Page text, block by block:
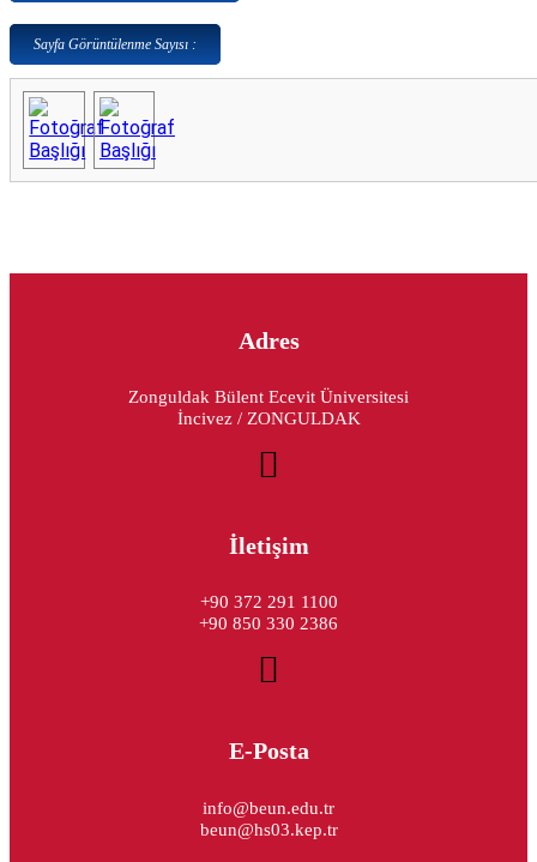
Sayfa Görüntülenme Sayısı :
Adres
Zonguldak Bülent Ecevit Üniversitesi
İncivez / ZONGULDAK
İletişim
+90 372 291 1100
+90 850 330 2386
E-Posta
info@beun.edu.tr
beun@hs03.kep.tr